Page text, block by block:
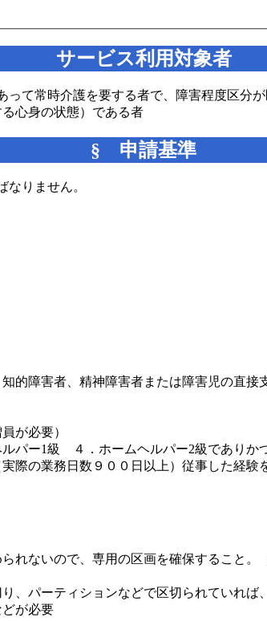
サービス利用対象者
て常時介護を要する者で、障害程度区分
心身の状態）である者
§ 申請基準
りません。
的障害者、精神障害者または障害児の直
が必要）
ー1級 ４．ホームヘルパー2級でありか
際の業務日数９００日以上）従事した経験
ないので、専用の区画を確保すること。
パーティションなどで区切られていれば
が必要